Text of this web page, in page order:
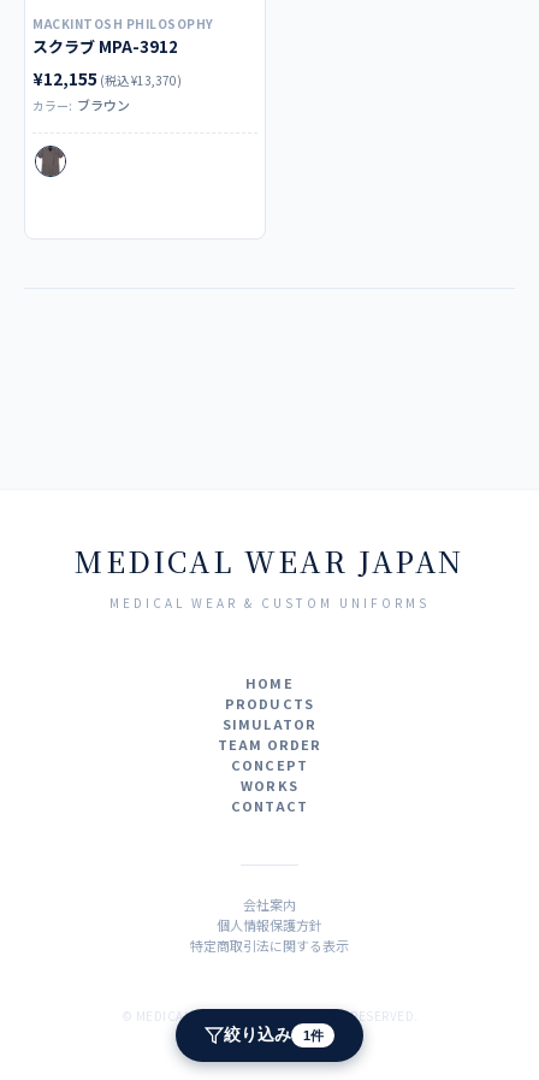
MACKINTOSH PHILOSOPHY
スクラブ MPA-3912
¥12,155 (税込 ¥13,370)
カラー: ブラウン
MEDICAL WEAR JAPAN
MEDICAL WEAR & CUSTOM UNIFORMS
HOME
PRODUCTS
SIMULATOR
TEAM ORDER
CONCEPT
WORKS
CONTACT
会社案内
個人情報保護方針
特定商取引法に関する表示
© MEDICAL WEAR JAPAN. ALL RIGHTS RESERVED.
絞り込み 1件